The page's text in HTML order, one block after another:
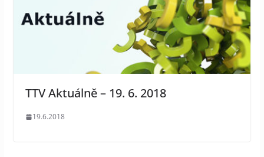
TTV Aktuálně – 19. 6. 2018
19.6.2018